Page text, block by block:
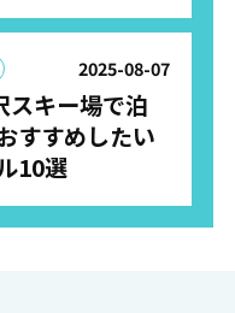
2025-08-07
スキー場で泊
すすめしたい
10選